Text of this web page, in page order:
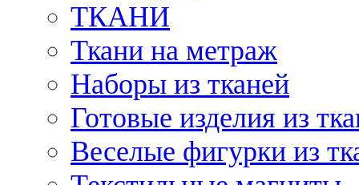
ТКАНИ
Ткани на метраж
Наборы из тканей
Готовые изделия из
Веселые фигурки из